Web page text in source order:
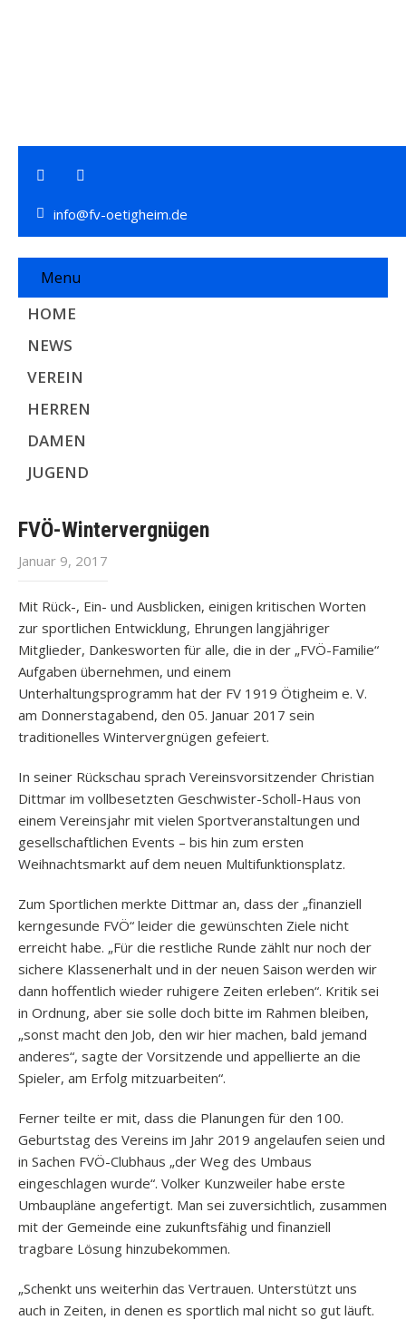
info@fv-oetigheim.de
Menu
HOME
NEWS
VEREIN
HERREN
DAMEN
JUGEND
FVÖ-Wintervergnügen
Januar 9, 2017
Mit Rück-, Ein- und Ausblicken, einigen kritischen Worten
zur sportlichen Entwicklung, Ehrungen langjähriger
Mitglieder, Dankesworten für alle, die in der „FVÖ-Familie“
Aufgaben übernehmen, und einem
Unterhaltungsprogramm hat der FV 1919 Ötigheim e. V.
am Donnerstagabend, den 05. Januar 2017 sein
traditionelles Wintervergnügen gefeiert.
In seiner Rückschau sprach Vereinsvorsitzender Christian
Dittmar im vollbesetzten Geschwister-Scholl-Haus von
einem Vereinsjahr mit vielen Sportveranstaltungen und
gesellschaftlichen Events – bis hin zum ersten
Weihnachtsmarkt auf dem neuen Multifunktionsplatz.
Zum Sportlichen merkte Dittmar an, dass der „finanziell
kerngesunde FVÖ“ leider die gewünschten Ziele nicht
erreicht habe. „Für die restliche Runde zählt nur noch der
sichere Klassenerhalt und in der neuen Saison werden wir
dann hoffentlich wieder ruhigere Zeiten erleben“. Kritik sei
in Ordnung, aber sie solle doch bitte im Rahmen bleiben,
„sonst macht den Job, den wir hier machen, bald jemand
anderes“, sagte der Vorsitzende und appellierte an die
Spieler, am Erfolg mitzuarbeiten“.
Ferner teilte er mit, dass die Planungen für den 100.
Geburtstag des Vereins im Jahr 2019 angelaufen seien und
in Sachen FVÖ-Clubhaus „der Weg des Umbaus
eingeschlagen wurde“. Volker Kunzweiler habe erste
Umbaupläne angefertigt. Man sei zuversichtlich, zusammen
mit der Gemeinde eine zukunftsfähig und finanziell
tragbare Lösung hinzubekommen.
„Schenkt uns weiterhin das Vertrauen. Unterstützt uns
auch in Zeiten, in denen es sportlich mal nicht so gut läuft.